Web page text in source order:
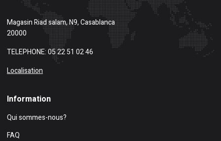
MagasinRiad salam, N9, Casablanca
20000
TELEPHONE: 05 22 51 02 46
Localisation
Information
Qui sommes-nous?
FAQ